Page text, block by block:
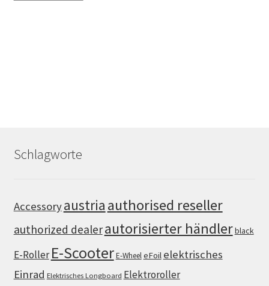
Schlagworte
Accessoryaustria authorised reseller
authorized dealerautorisierter händlerblack
E-Roller E-ScooterE-WheeleFoil elektrisches
Einrad Elektrisches Longboard Elektroroller